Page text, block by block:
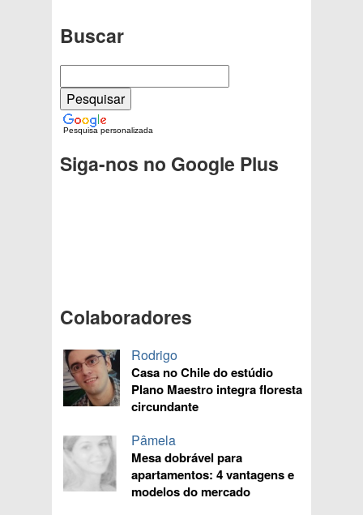
Buscar
Pesquisa personalizada
Siga-nos no Google Plus
Colaboradores
Rodrigo
Casa no Chile do estúdio
Plano Maestro integra floresta
circundante
Pâmela
Mesa dobrável para
apartamentos: 4 vantagens e
modelos do mercado